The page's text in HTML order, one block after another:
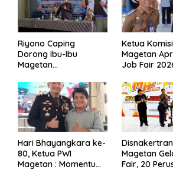
Riyono Caping
Dorong Ibu-Ibu
Magetan
Ikan, Perkuat Budaya
Gemar Makan Ikan
Ketua Komisi
Magetan
Job Fair
Anggaran
Hari Bhayangkara ke-
80, Ketua PWI
Magetan : Momentum
Magetan
Fair, 20